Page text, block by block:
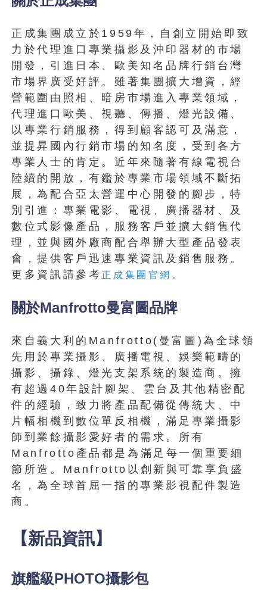
正成集團成立於1959年，自創立開始即致
力於代理進口專業攝影及沖印器材的市場
開發，引進日本、歐美知名品牌行銷台灣
市場界廣受好評。雖著集團擴大增資，經
營範圍由照相、暗房市場進入專業領域，
代理進口歐美、視聽、傳播、燈光設備、
以專業行銷服務，得到顧客認可及滿意，
並提昇國內行銷市場的知名度，受到各方
專業人士的肯定。近年來隨著有線電視台
陸續的開放，有鑑於專業市場領域不斷拓
展，為配合亞太營運中心開發的腳步，特
別引進：專業電影、電視、廣播器材、及
數位式影像產品，服務客戶並擴大銷售代
理，並與國外廠商配合舉辦大型產品發表
會，提供客戶迅速專業資訊及銷售服務。
更多資訊請參考 正成集團官網 。
關於Manfrotto曼富圖品牌
來自義大利的Manfrotto(曼富圖)為全球領
先用於專業攝影、廣播電視、娛樂範疇的
攝影、攝錄、燈光支架系統的製造商。擁
有超過40年設計腳架、雲台及其他精密配
件的經驗，致力將產品配備從傳統大、中
片幅相機到數位單反相機，滿足專業攝影
師到業餘攝影愛好者的需求。所有
Manfrotto產品都是為滿足每一個重要細
節所造。Manfrotto以創新與可靠享負盛
名，為全球首屈一指的專業影視配件製造
商。
【新品資訊】
旗艦級PHOTO攝影包